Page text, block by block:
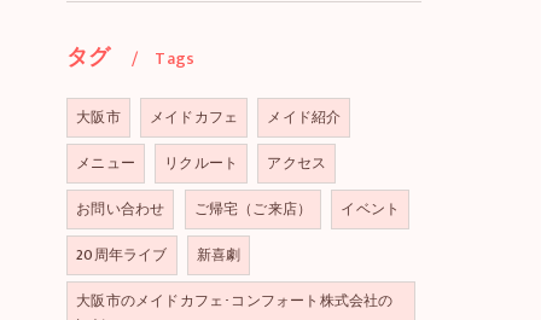
タグ Tags
大阪市 メイドカフェ
メイド紹介
メニュー
リクルート
アクセス
お問い合わせ
ご帰宅（ご来店）
イベント
20周年ライブ
新喜劇
大阪市のメイドカフェ･コンフォート株式会社の